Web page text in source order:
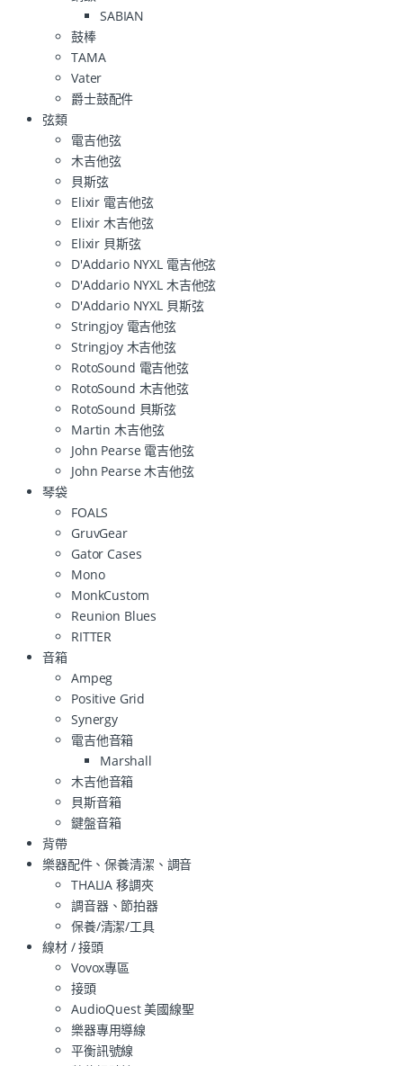
SABIAN
鼓棒
TAMA
Vater
爵士鼓配件
弦類
電吉他弦
木吉他弦
貝斯弦
Elixir 電吉他弦
Elixir 木吉他弦
Elixir 貝斯弦
D'Addario NYXL 電吉他弦
D'Addario NYXL 木吉他弦
D'Addario NYXL 貝斯弦
Stringjoy 電吉他弦
Stringjoy 木吉他弦
RotoSound 電吉他弦
RotoSound 木吉他弦
RotoSound 貝斯弦
Martin 木吉他弦
John Pearse 電吉他弦
John Pearse 木吉他弦
琴袋
FOALS
GruvGear
Gator Cases
Mono
MonkCustom
Reunion Blues
RITTER
音箱
Ampeg
Positive Grid
Synergy
電吉他音箱
Marshall
木吉他音箱
貝斯音箱
鍵盤音箱
背帶
樂器配件、保養清潔、調音
THALIA 移調夾
調音器、節拍器
保養/清潔/工具
線材 / 接頭
Vovox專區
接頭
AudioQuest 美國線聖
樂器專用導線
平衡訊號線